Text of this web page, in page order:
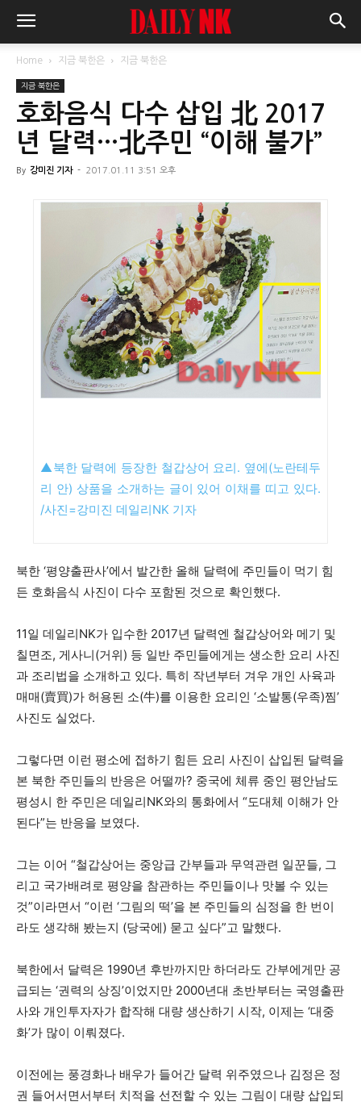
Home 지금 북한은 지금 북한은
지금 북한은
호화음식 다수 삽입 北 2017
년 달력…北주민 “이해 불가”
By 강미진 기자 - 2017.01.11 3:51 오후
▲북한 달력에 등장한 철갑상어 요리. 옆에(노란테두
리 안) 상품을 소개하는 글이 있어 이채를 띠고 있다.
/사진=강미진 데일리NK 기자
북한 ‘평양출판사’에서 발간한 올해 달력에 주민들이 먹기 힘
든 호화음식 사진이 다수 포함된 것으로 확인했다.
11일 데일리NK가 입수한 2017년 달력엔 철갑상어와 메기 및
칠면조, 게사니(거위) 등 일반 주민들에게는 생소한 요리 사진
과 조리법을 소개하고 있다. 특히 작년부터 겨우 개인 사육과
매매(賣買)가 허용된 소(牛)를 이용한 요리인 ‘소발통(우족)찜’
사진도 실었다.
그렇다면 이런 평소에 접하기 힘든 요리 사진이 삽입된 달력을
본 북한 주민들의 반응은 어떨까? 중국에 체류 중인 평안남도
평성시 한 주민은 데일리NK와의 통화에서 “도대체 이해가 안
된다”는 반응을 보였다.
그는 이어 “철갑상어는 중앙급 간부들과 무역관련 일꾼들, 그
리고 국가배려로 평양을 참관하는 주민들이나 맛볼 수 있는
것”이라면서 “이런 ‘그림의 떡’을 본 주민들의 심정을 한 번이
라도 생각해 봤는지 (당국에) 묻고 싶다”고 말했다.
북한에서 달력은 1990년 후반까지만 하더라도 간부에게만 공
급되는 ‘권력의 상징’이었지만 2000년대 초반부터는 국영출판
사와 개인투자자가 합작해 대량 생산하기 시작, 이제는 ‘대중
화’가 많이 이뤄졌다.
이전에는 풍경화나 배우가 들어간 달력 위주였으나 김정은 정
권 들어서면서부터 치적을 선전할 수 있는 그림이 대량 삽입되